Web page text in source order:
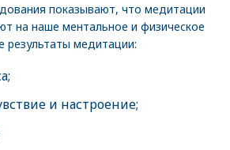
показывают, что медитации
на наше ментальное и физическое
результаты медитации:
и настроение;